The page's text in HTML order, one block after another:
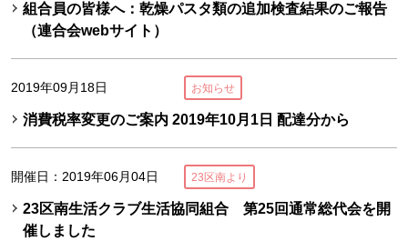
組合員の皆様へ：乾燥パスタ類の追加検査結果のご報告
（連合会webサイト）
2019年09月18日 お知らせ
消費税率変更のご案内 2019年10月1日 配達分から
開催日：2019年06月04日 23区南より
23区南生活クラブ生活協同組合 第25回通常総代会を開
催しました